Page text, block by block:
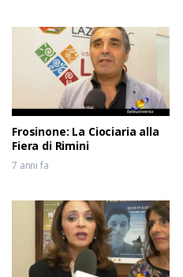
Frosinone: La Ciociaria alla
Fiera di Rimini
7 anni fa